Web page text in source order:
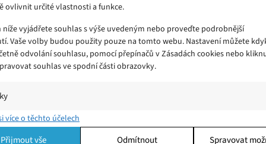
ovlivnit určité vlastnosti a funkce.
vyjádřete souhlas s výše uvedeným nebo proveďte podrobnější
Vaše volby budou použity pouze na tomto webu. Nastavení můžete
odvolání souhlasu, pomocí přepínačů v Zásadách cookies nebo
souhlas ve spodní části obrazovky.
a/nebo přístup k informacím v zařízení, Porozumění publiku
kombinací údajů z různých zdrojů.
více o těchto účelech
Přijmout vše Odmítnout Spravovat
už poměrně dlouhou dobu a uživatelé ji často využívají, je
rámci operačního systémuAndroid, takiOS. Kromě možnosti
v telefonu právě s mapou na počítači. Při plánování cesty
v seznamu míst.